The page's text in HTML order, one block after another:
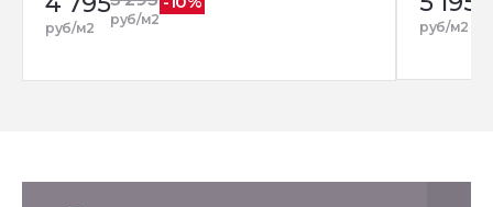
руб/м2
руб/м2 руб/м2